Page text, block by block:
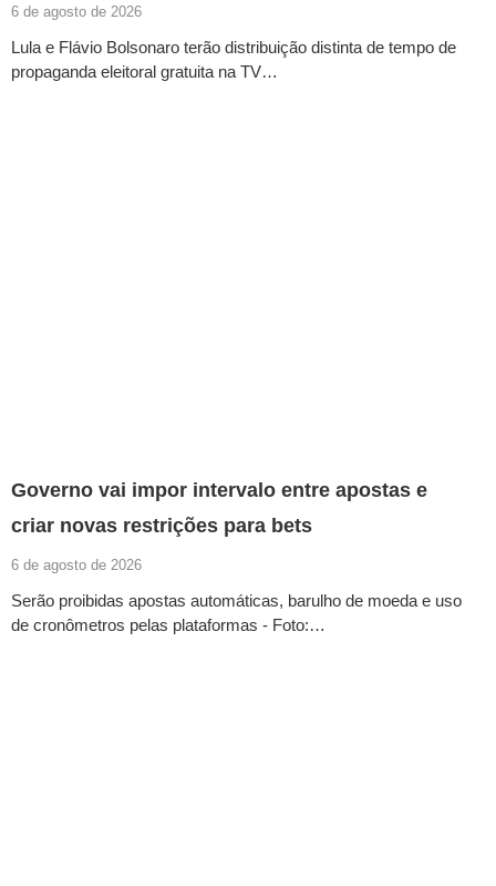
6 de agosto de 2026
Lula e Flávio Bolsonaro terão distribuição distinta de tempo de
propaganda eleitoral gratuita na TV…
Governo vai impor intervalo entre apostas e
criar novas restrições para bets
6 de agosto de 2026
Serão proibidas apostas automáticas, barulho de moeda e uso
de cronômetros pelas plataformas - Foto:…